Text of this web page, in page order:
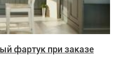
фартук при заказе